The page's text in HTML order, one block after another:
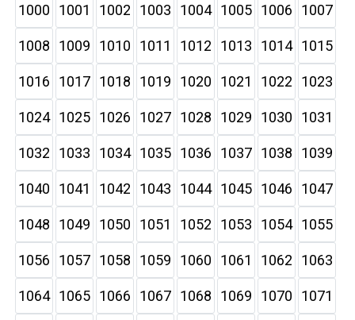
1000 1001 1002 1003 1004 1005 1006 1007
1008 1009 1010 1011 1012 1013 1014 1015
1016 1017 1018 1019 1020 1021 1022 1023
1024 1025 1026 1027 1028 1029 1030 1031
1032 1033 1034 1035 1036 1037 1038 1039
1040 1041 1042 1043 1044 1045 1046 1047
1048 1049 1050 1051 1052 1053 1054 1055
1056 1057 1058 1059 1060 1061 1062 1063
1064 1065 1066 1067 1068 1069 1070 1071